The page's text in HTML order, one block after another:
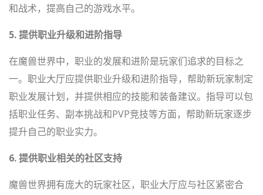
和战术，提高自己的游戏水平。
5. 提供职业升级和进阶指导
在魔兽世界中，职业的发展和进阶是玩家们追求的目标之
一。职业大厅应提供职业升级和进阶指导，帮助新玩家制定
职业发展计划，并提供相应的技能和装备建议。指导可以包
括职业任务、副本挑战和PVP竞技等方面，帮助新玩家逐步
提升自己的职业实力。
6. 提供职业相关的社区支持
魔兽世界拥有庞大的玩家社区，职业大厅应与社区紧密合